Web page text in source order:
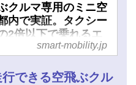
クルマ専用のミニ空
内で実証。タクシー
2倍以下で乗れるエ
シー実現を目指す取
ィJP
smart-mobility.jp
行できる空飛ぶクル